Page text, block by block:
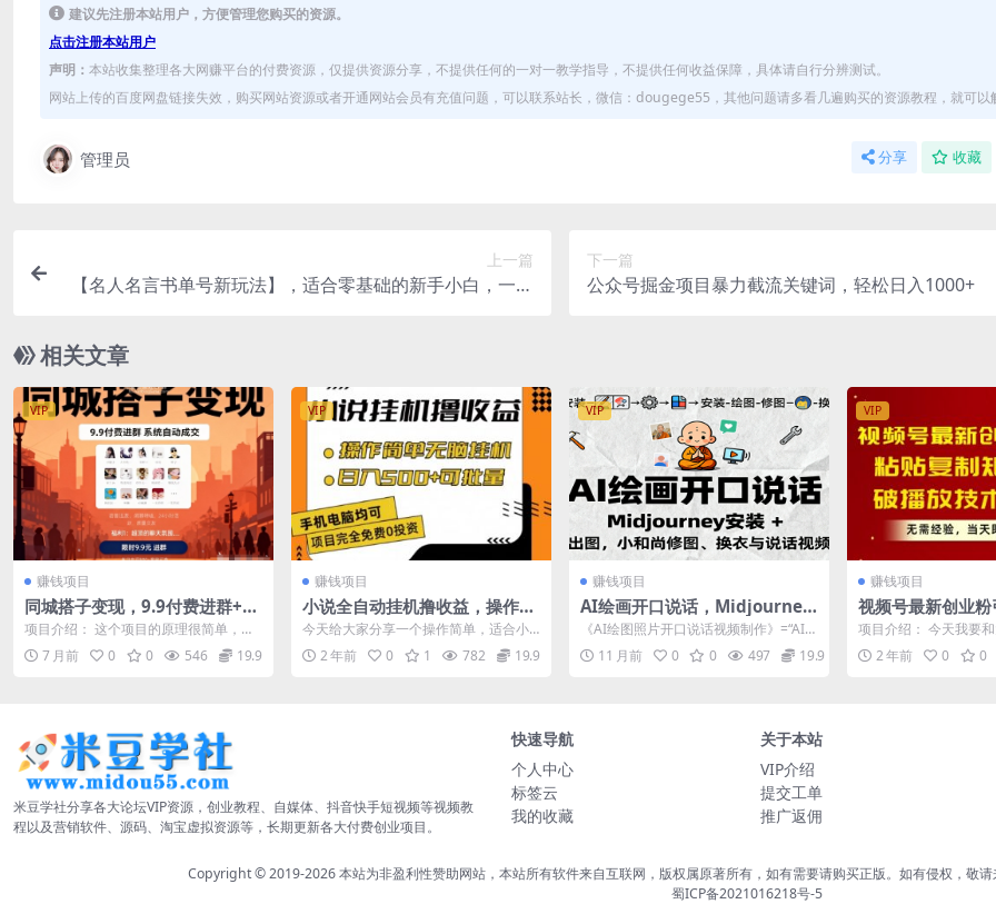
建议先注册本站用户，方便管理您购买的资源。
点击注册本站用户
声明： 本站收集整理各大网赚平台的付费资源，仅提供资源分享，不提供任何的一对一教学指导，不提供任何收益保障，具体请自行分辨测试。
网站上传的百度网盘链接失效，购买网站资源或者开通网站会员有充值问题，可以联系站长，微信：dougege55，其他问题请多看几遍购买的资源教程，就可以
管理员 分享 收藏
上一篇
【名人名言书单号新玩法】，适合零基础的新手小白，一部
下一篇
公众号掘金项目暴力截流关键词，轻松日入1000+
相关文章
VIP
赚钱项目
同城搭子变现，9.9付费进群+系
统自动成交，单日变现800+
项目介绍： 这个项目的原理很简单​，就
是在抖音、快手、小红书发布作品，引
导客户付...
7 月前 0 0 546 19.9
VIP
赚钱项目
小说全自动挂机撸收益，操作简
单，日入500+可批量放大
今天给大家分享一个操作简单，适合小
白的一个挂机项目《小说挂机撸收
益》，大家都知道...
2 年前 0 1 782 19.9
VIP
赚钱项目
AI绘画开口说话，Midjourney
安装 + 绘图出图，小和尚修图、
换衣与说话视频制作
《AI绘图照片开口说话视频制作》=“AI绘
图+角色精修+口播动画”三步速成：9节...
11 月前 0 0 497 19.9
VIP
赚钱项目
视频号最新创业
制矩阵操作，破
秘，无需经验，
项目介绍： 今天我要
频号纯搬运引流创业
个方法在市...
2 年前 0 0
米豆学社分享各大论坛VIP资源，创业教程、自媒体、抖音快手短视频等视频教
程以及营销软件、源码、淘宝虚拟资源等，长期更新各大付费创业项目。
快速导航
个人中心
标签云
我的收藏
关于本站
VIP介绍
提交工单
推广返佣
Copyright © 2019-2026本站为非盈利性赞助网站，本站所有软件来自互联网，版权属原著所有，如有需要请购买正版。如有侵权，敬
蜀ICP备2021016218号-5